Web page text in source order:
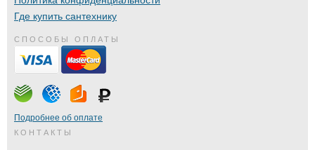
Где купить сантехнику
СПОСОБЫ ОПЛАТЫ
Подробнее об оплате
КОНТАКТЫ